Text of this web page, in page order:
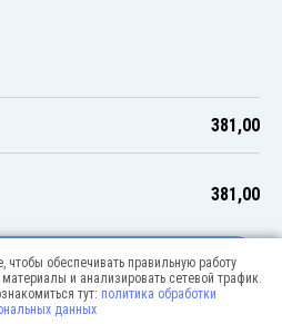
381,00
381,00
корзинуобеспечивать правильную работу
и анализировать сетевой трафик.
тут: политика обработки
данных